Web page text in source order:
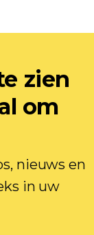
zien
om
nieuws en
in uw